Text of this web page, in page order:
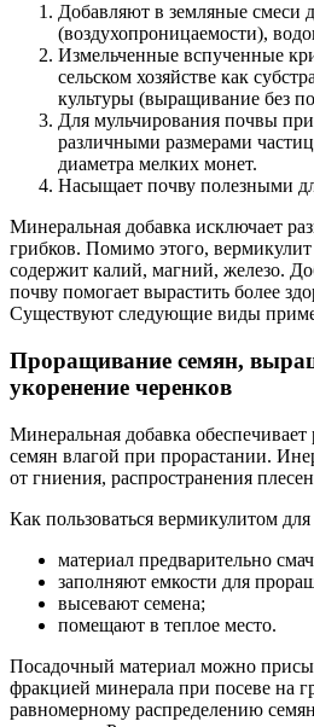
Добавляют в земляные смеси
(воздухопроницаемости),
Измельченные вспученные
сельском хозяйстве как
культуры (выращивание без
Для мульчирования почвы
различными размерами
диаметра мелких монет.
Насыщает почву полезными
Минеральная добавка исключает
грибков. Помимо этого,
содержит калий, магний, железо.
почву помогает вырастить более
Существуют следующие виды
Проращивание семян,
укоренение черенков
Минеральная добавка
семян влагой при прорастании.
от гниения, распространения
Как пользоваться вермикулитом
материал предварительно
заполняют емкости для
высевают семена;
помещают в теплое место.
Посадочный материал можно
фракцией минерала при посеве на
равномерному распределению